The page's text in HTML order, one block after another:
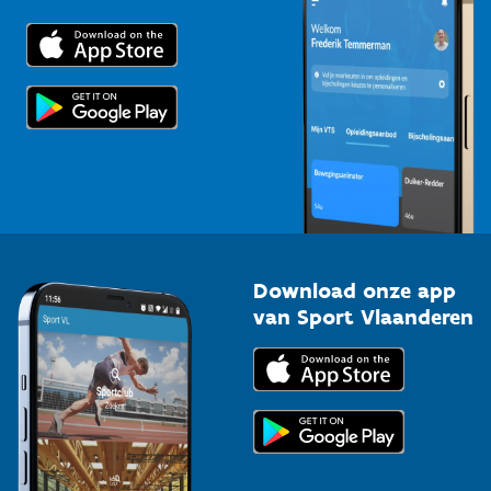
Trainers en begeleiders
Topsporters
Voor de pers
Download onze app
van Sport Vlaanderen